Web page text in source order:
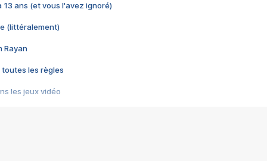
13 ans (et vous l'avez ignoré)
(littéralement)
Rayan
toutes les règles
les jeux vidéo